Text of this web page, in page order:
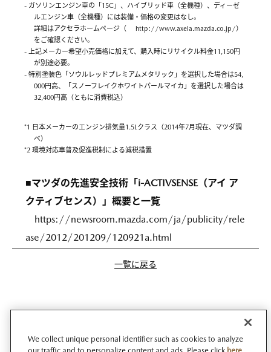
- ガソリンエンジン車の「15C」、ハイブリッド車（全機種）、ディーゼ
ルエンジン車（全機種）には装備・価格の変更はなし。
詳細はアクセラホームページ（
http://www.axela.mazda.co.jp/）
をご確認ください。
- 上記メーカー希望小売価格に加えて、購入時にリサイクル料金11,150円
が別途必要。
- 特別塗装色「ソウルレッドプレミアムメタリック」を選択した場合は54,
000円高、「スノーフレイクホワイトパールマイカ」を選択した場合は
32,400円高（ともに消費税込）
*1 日本メーカーのエンジン排気量1.5Lクラス（2014年7月現在、マツダ調
べ）
*2 環境対応車普及促進税制による減税措置
■マツダの先進安全技術「i-ACTIVSENSE（アイ ア
クティブセンス）」概要と一覧
https://newsroom.mazda.com/ja/publicity/rele
ase/2012/201209/120921a.html
一覧に戻る
We collect unique personal identifier such as cookies to analyze